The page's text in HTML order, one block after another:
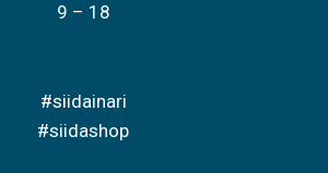
9 – 18
#siidainari
#siidashop